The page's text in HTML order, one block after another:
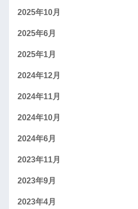
2025年10月
2025年6月
2025年1月
2024年12月
2024年11月
2024年10月
2024年6月
2023年11月
2023年9月
2023年4月